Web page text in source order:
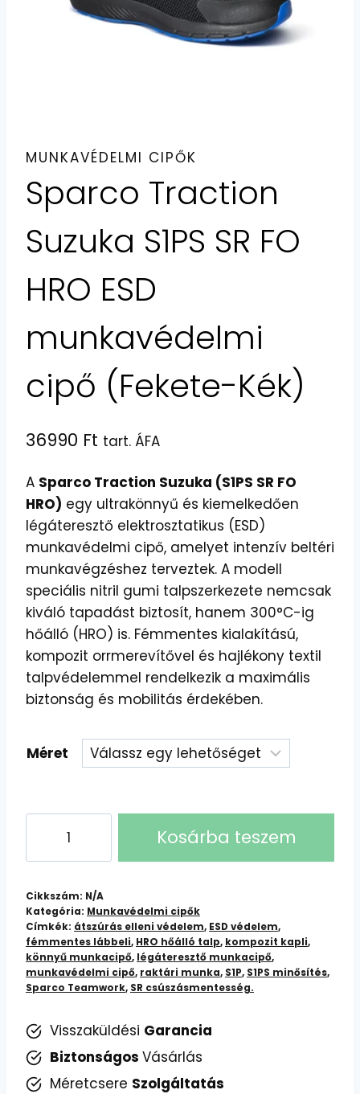
MUNKAVÉDELMI CIPŐK
Sparco Traction
Suzuka S1PS SR FO
HRO ESD
munkavédelmi
cipő (Fekete-Kék)
36990 Ft tart. ÁFA
A Sparco Traction Suzuka (S1PS SR FO
HRO) egy ultrakönnyű és kiemelkedően
légáteresztő elektrosztatikus (ESD)
munkavédelmi cipő, amelyet intenzív beltéri
munkavégzéshez terveztek. A modell
speciális nitril gumi talpszerkezete nemcsak
kiváló tapadást biztosít, hanem 300°C-ig
hőálló (HRO) is. Fémmentes kialakítású,
kompozit orrmerevítővel és hajlékony textil
talpvédelemmel rendelkezik a maximális
biztonság és mobilitás érdekében.
Méret
Traction
Suzuka
S1PS
SR
FO
HRO
ESD
munkavédelmi
(Fekete-
Kék)
mennyiség
Kosárba teszem
Cikkszám: N/A
Kategória: Munkavédelmi cipők
Címkék: átszúrás elleni védelem, ESD védelem,
fémmentes lábbeli, HRO hőálló talp, kompozit kapli,
könnyű munkacipő, légáteresztő munkacipő,
munkavédelmi cipő, raktári munka, S1P, S1PS minősítés,
Sparco Teamwork, SR csúszásmentesség.
Visszaküldési Garancia
Biztonságos Vásárlás
Méretcsere Szolgáltatás